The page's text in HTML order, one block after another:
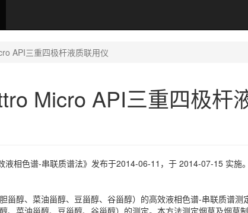
API三重四极杆液质联用仪
Micro API三重四极杆
相色谱-串联质谱法》发布于2014-06-11，于 2014-07-15 实施。
甾醇、菜油甾醇、豆甾醇、谷甾醇）的高效液相色谱-串联质谱测
、菜油甾醇、豆甾醇、谷甾醇）的测定。本方法测定烟草及烟草